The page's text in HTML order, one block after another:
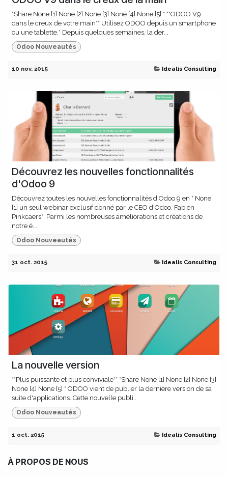
*Share None [1] None [2] None [3] None [4] None [5] * **ODOO V9
dans le creux de votre main** Utilisez ODOO depuis un smartphone
ou une tablette.* Depuis quelques semaines, la der...
Odoo Nouveautés
10 nov. 2015 Idealis Consulting
Découvrez les nouvelles fonctionnalités
d'Odoo 9
Découvrez toutes les nouvelles fonctionnalités d'Odoo 9 en * None
[1] un seul webinar exclusif donné par le CEO d'Odoo, Fabien
Pinkcaers*. Parmi les nombreuses améliorations et créations de
notre é...
Odoo Nouveautés
31 oct. 2015 Idealis Consulting
La nouvelle version
**Plus puissante et plus conviviale** *Share None [1] None [2] None [3]
None [4] None [5] * ODOO vient de publier la dernière version de sa
suite d'applications. Cette nouvelle publi...
Odoo Nouveautés
1 oct. 2015 Idealis Consulting
À PROPOS DE NOUS